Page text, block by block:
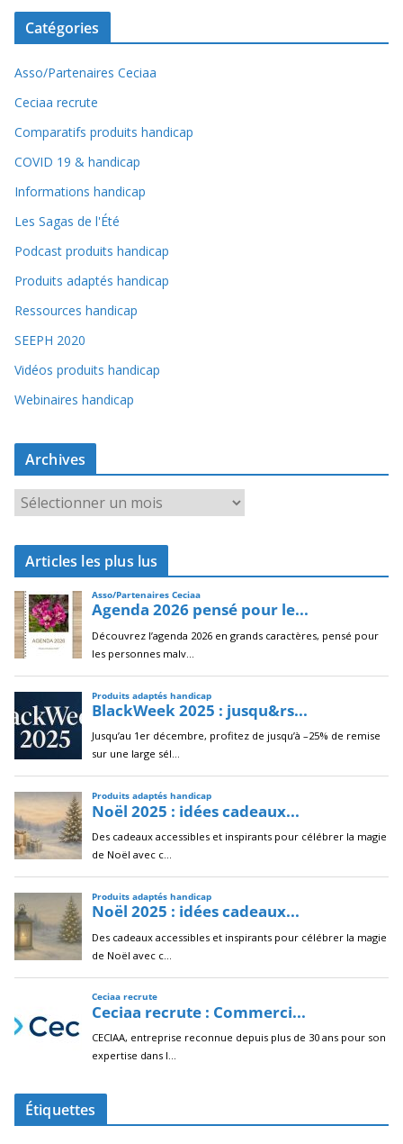
Catégories
Asso/Partenaires Ceciaa
Ceciaa recrute
Comparatifs produits handicap
COVID 19 & handicap
Informations handicap
Les Sagas de l'Été
Podcast produits handicap
Produits adaptés handicap
Ressources handicap
SEEPH 2020
Vidéos produits handicap
Webinaires handicap
Archives
r
c
i
v
e
s
Articles les plus lus
Étiquettes